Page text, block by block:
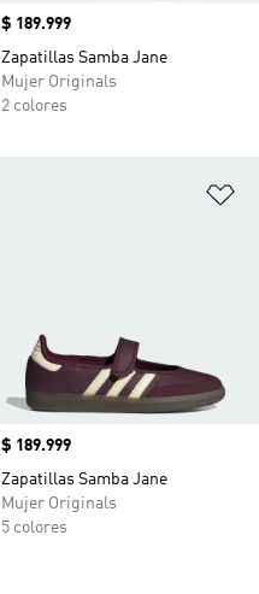
Precio
$ 189.999
Zapatillas Samba Jane
Mujer Originals
2 colores
Precio
$ 189.999
Zapatillas Samba Jane
Mujer Originals
5 colores